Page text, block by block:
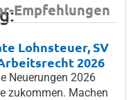
Empfehlungen
Lohnsteuer, SV
2026
Neuerungen 2026
zukommen. Machen